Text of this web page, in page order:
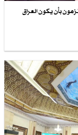
بأن يكون العراق